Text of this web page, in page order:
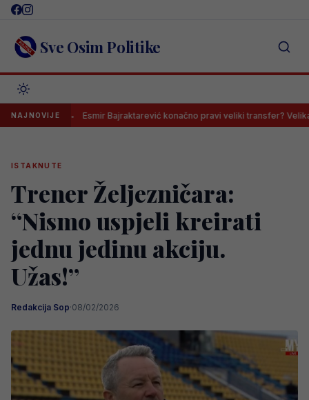
Skip
content Sve Osim Politike
NAJNOVIJE
Esmir Bajraktarević konačno pravi veliki transfer? Velikan nudi spas
ISTAKNUTE
Trener Željezničara:
“Nismo uspjeli kreirati
jednu jedinu akciju.
Užas!”
Redakcija Sop·08/02/2026